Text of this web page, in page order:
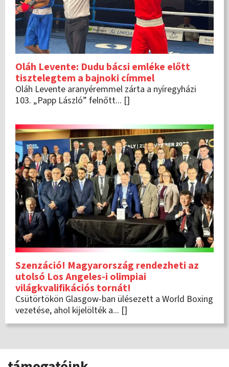
Oláh Levente: Dudu bácsi emléke előtt
tisztelegtem a bajnoki címmel
Oláh Levente aranyéremmel zárta a nyíregyházi
103. „Papp László” felnőtt... []
Szenzáció! Magyarország rendezheti az
utolsó Los Angeles-i olimpiai
világkvalifikációs tornát!
Csütörtökön Glasgow-ban ülésezett a World Boxing
vezetése, ahol kijelölték a... []